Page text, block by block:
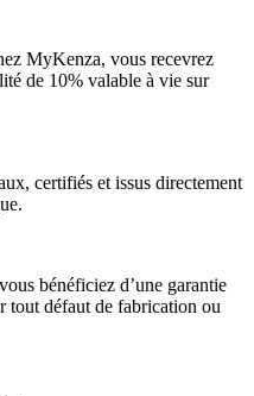
MyKenza, vous recevrez
de 10% valable à vie sur
certifiés et issus directement
bénéficiez d’une garantie
tout défaut de fabrication ou